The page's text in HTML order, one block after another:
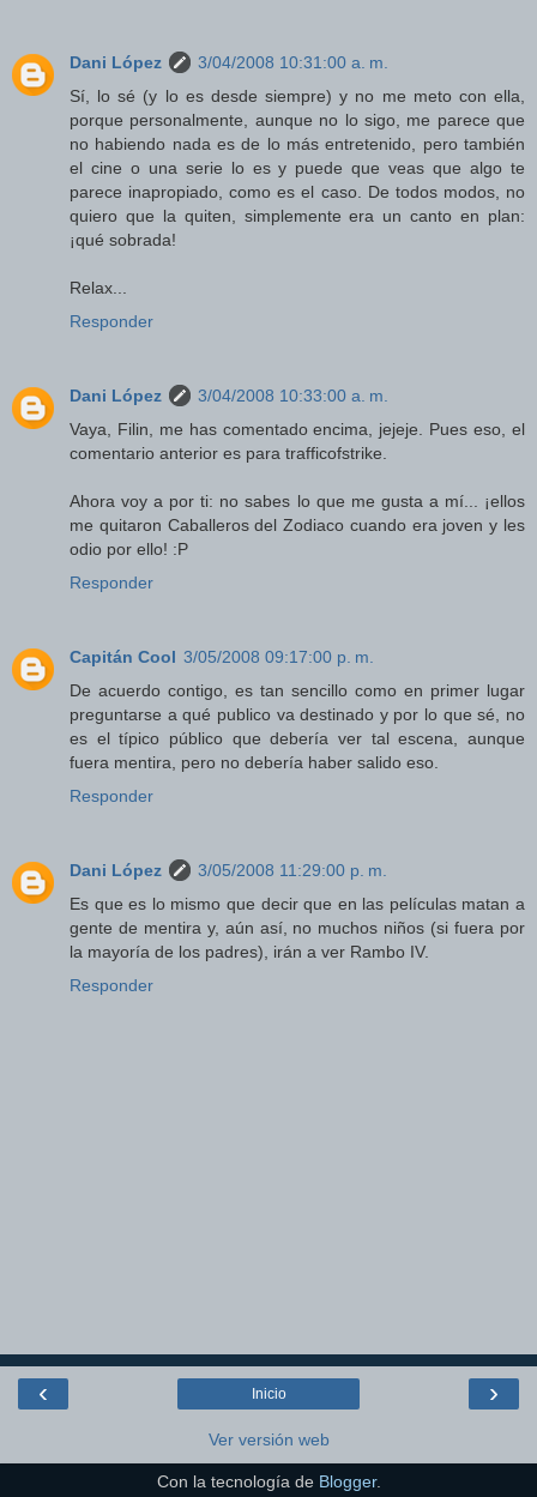
Dani López
3/04/2008 10:31:00 a. m.
Sí, lo sé (y lo es desde siempre) y no me meto con ella,
porque personalmente, aunque no lo sigo, me parece que
no habiendo nada es de lo más entretenido, pero también
el cine o una serie lo es y puede que veas que algo te
parece inapropiado, como es el caso. De todos modos, no
quiero que la quiten, simplemente era un canto en plan:
¡qué sobrada!
Relax...
Responder
Dani López
3/04/2008 10:33:00 a. m.
Vaya, Filin, me has comentado encima, jejeje. Pues eso, el
comentario anterior es para trafficofstrike.
Ahora voy a por ti: no sabes lo que me gusta a mí... ¡ellos
me quitaron Caballeros del Zodiaco cuando era joven y les
odio por ello! :P
Responder
Capitán Cool 3/05/2008 09:17:00 p. m.
De acuerdo contigo, es tan sencillo como en primer lugar
preguntarse a qué publico va destinado y por lo que sé, no
es el típico público que debería ver tal escena, aunque
fuera mentira, pero no debería haber salido eso.
Responder
Dani López
3/05/2008 11:29:00 p. m.
Es que es lo mismo que decir que en las películas matan a
gente de mentira y, aún así, no muchos niños (si fuera por
la mayoría de los padres), irán a ver Rambo IV.
Responder
‹ ›
Inicio
Ver versión web
Con la tecnología de Blogger.